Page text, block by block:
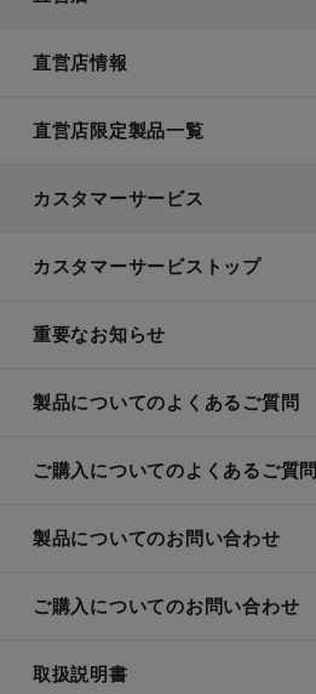
直営店情報
直営店限定製品一覧
カスタマーサービス
カスタマーサービストップ
重要なお知らせ
製品についてのよくあるご質問
ご購入についてのよくあるご質問
製品についてのお問い合わせ
ご購入についてのお問い合わせ
取扱説明書